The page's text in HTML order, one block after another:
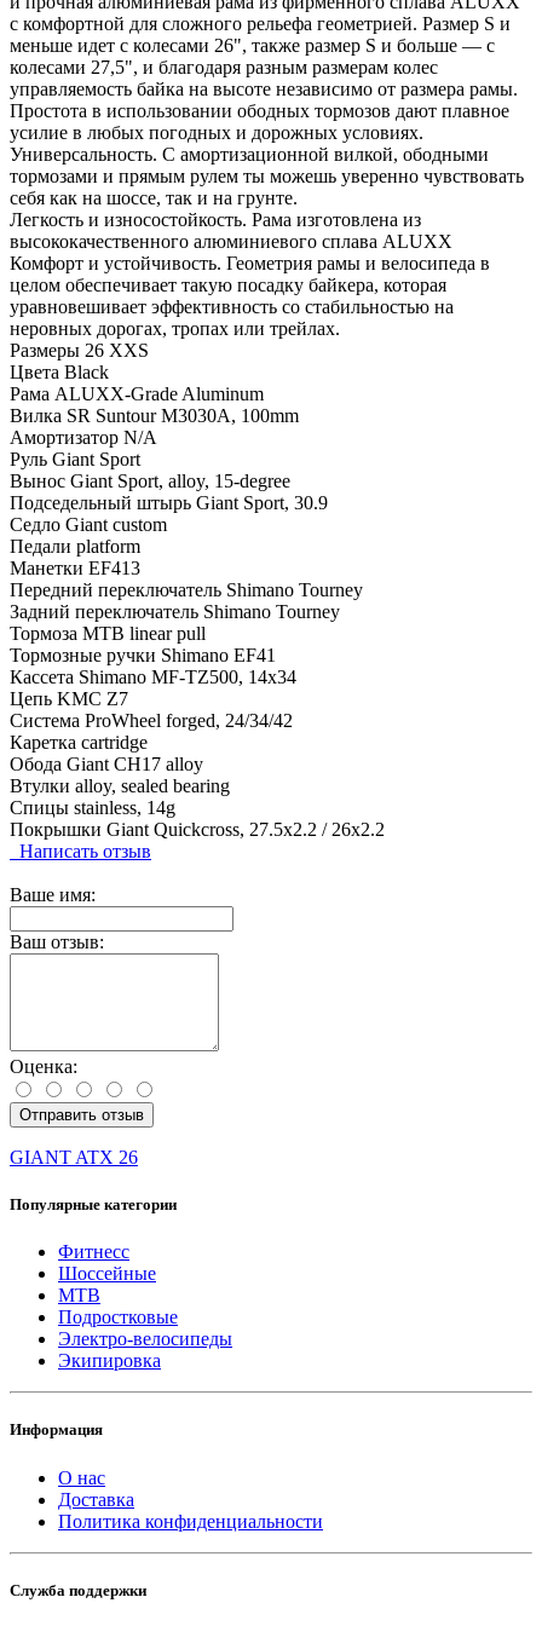
с комфортной для сложного рельефа геометрией. Размер S и
меньше идет с колесами 26", также размер S и больше — с
колесами 27,5", и благодаря разным размерам колес
управляемость байка на высоте независимо от размера рамы.
Простота в использовании ободных тормозов дают плавное
усилие в любых погодных и дорожных условиях.
Универсальность. С амортизационной вилкой, ободными
тормозами и прямым рулем ты можешь уверенно чувствовать
себя как на шоссе, так и на грунте.
Легкость и износостойкость. Рама изготовлена из
высококачественного алюминиевого сплава ALUXX
Комфорт и устойчивость. Геометрия рамы и велосипеда в
целом обеспечивает такую посадку байкера, которая
уравновешивает эффективность со стабильностью на
неровных дорогах, тропах или трейлах.
Размеры 26 XXS
Цвета Black
Рама ALUXX-Grade Aluminum
Вилка SR Suntour M3030A, 100mm
Амортизатор N/A
Руль Giant Sport
Вынос Giant Sport, alloy, 15-degree
Подседельный штырь Giant Sport, 30.9
Седло Giant custom
Педали platform
Манетки EF413
Передний переключатель Shimano Tourney
Задний переключатель Shimano Tourney
Тормоза MTB linear pull
Тормозные ручки Shimano EF41
Кассета Shimano MF-TZ500, 14x34
Цепь KMC Z7
Система ProWheel forged, 24/34/42
Каретка cartridge
Обода Giant CH17 alloy
Втулки alloy, sealed bearing
Спицы stainless, 14g
Покрышки Giant Quickcross, 27.5x2.2 / 26x2.2
Написать отзыв
Ваше имя:
Ваш отзыв:
Оценка:
Отправить отзыв
GIANT ATX 26
Популярные категории
Фитнесс
Шоссейные
MTB
Подростковые
Электро-велосипеды
Экипировка
Информация
О нас
Доставка
Политика конфиденциальности
Служба поддержки